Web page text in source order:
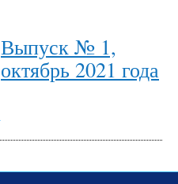
Выпуск № 1,
октябрь 2021 года